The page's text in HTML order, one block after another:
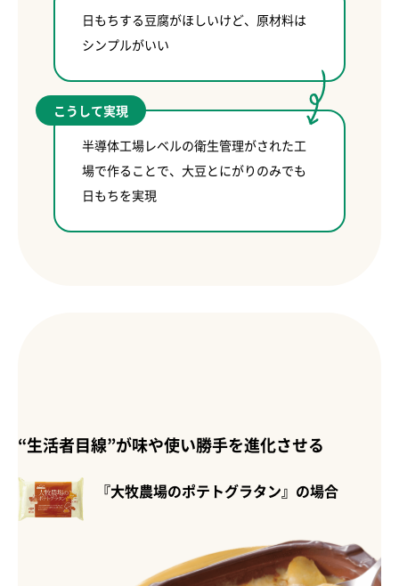
日もちする豆腐がほしいけど、原材料は
シンプルがいい
こうして実現
半導体工場レベルの衛生管理がされた工
場で作ることで、大豆とにがりのみでも
日もちを実現
“生活者目線”が味や使い勝手を進化させる
『大牧農場のポテトグラタン』の場合